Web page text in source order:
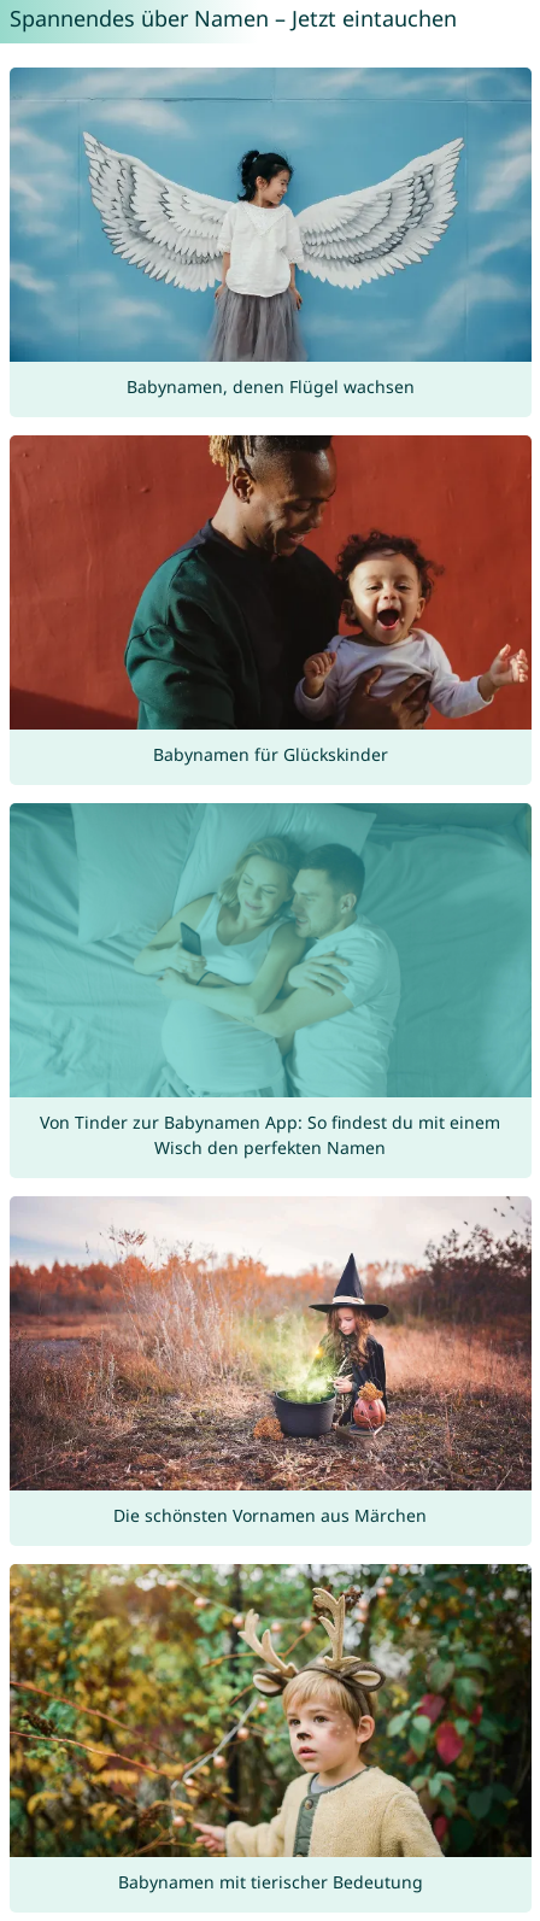
Spannendes über Namen – Jetzt eintauchen
Babynamen, denen Flügel wachsen
Babynamen für Glückskinder
Von Tinder zur Babynamen App: So findest du mit einem
Wisch den perfekten Namen
Die schönsten Vornamen aus Märchen
Babynamen mit tierischer Bedeutung